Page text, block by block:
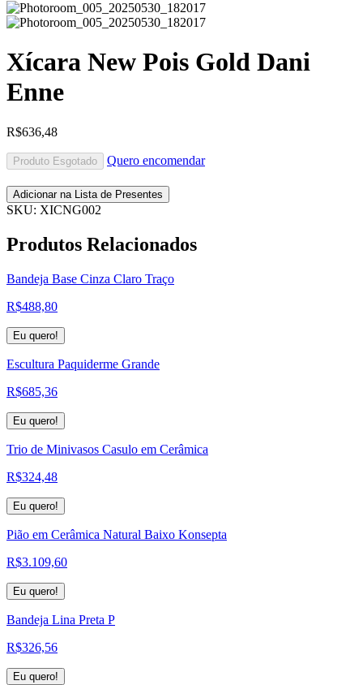
Xícara New Pois Gold Dani
Enne
R$636,48
Produto Esgotado Quero encomendar
Adicionar na Lista de Presentes
SKU: XICNG002
Produtos Relacionados
Bandeja Base Cinza Claro Traço
R$488,80
Eu quero!
Escultura Paquiderme Grande
R$685,36
Eu quero!
Trio de Minivasos Casulo em Cerâmica
R$324,48
Eu quero!
Pião em Cerâmica Natural Baixo Konsepta
R$3.109,60
Eu quero!
Bandeja Lina Preta P
R$326,56
Eu quero!